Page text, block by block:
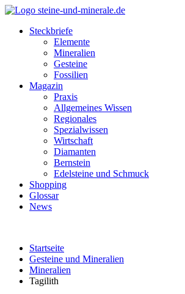
Steckbriefe
Elemente
Mineralien
Gesteine
Fossilien
Magazin
Praxis
Allgemeines Wissen
Regionales
Spezialwissen
Wirtschaft
Diamanten
Bernstein
Edelsteine und Schmuck
Shopping
Glossar
News
Startseite
Gesteine und Mineralien
Mineralien
Tagilith